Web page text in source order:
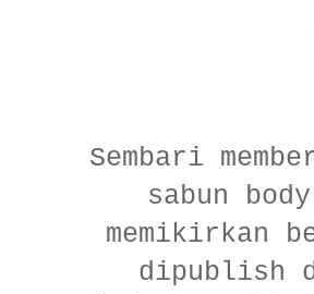
Sembari
sabun
memikirkan
dipublish